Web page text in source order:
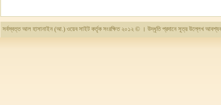
সর্বস্বত্ত আল হাসানাইন (আ.) ওয়েব সাইট কর্তৃক সংরক্ষিত ২০১২ © । উদ্ধৃতি প্রদানে সূত্র উল্লেখ